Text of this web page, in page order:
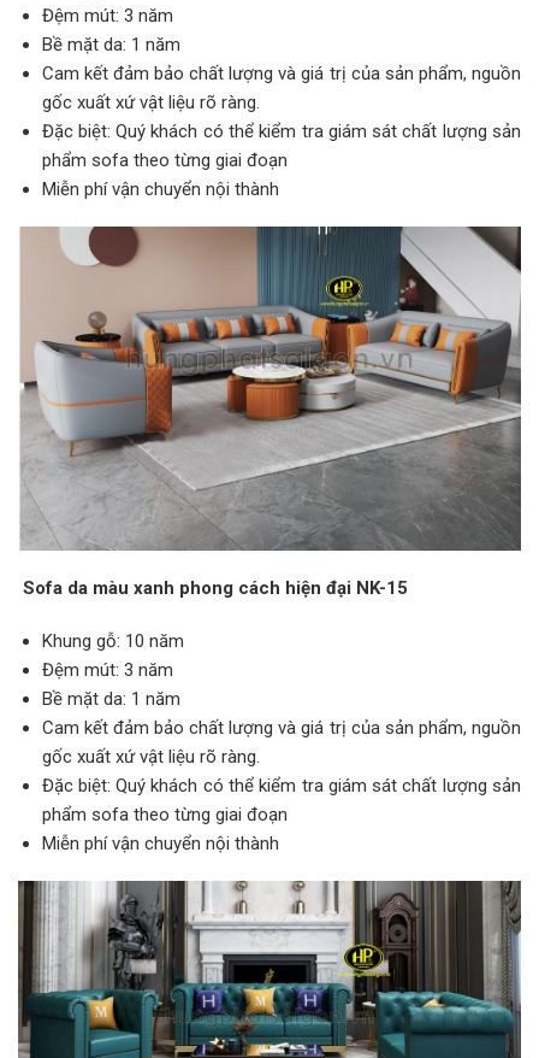
Đệm mút: 3 năm
Bề mặt da: 1 năm
Cam kết đảm bảo chất lượng và giá trị của sản phẩm, nguồn
gốc xuất xứ vật liệu rõ ràng.
Đặc biệt: Quý khách có thể kiểm tra giám sát chất lượng sản
phẩm sofa theo từng giai đoạn
Miễn phí vận chuyển nội thành
Sofa da màu xanh phong cách hiện đại NK-15
Khung gỗ: 10 năm
Đệm mút: 3 năm
Bề mặt da: 1 năm
Cam kết đảm bảo chất lượng và giá trị của sản phẩm, nguồn
gốc xuất xứ vật liệu rõ ràng.
Đặc biệt: Quý khách có thể kiểm tra giám sát chất lượng sản
phẩm sofa theo từng giai đoạn
Miễn phí vận chuyển nội thành